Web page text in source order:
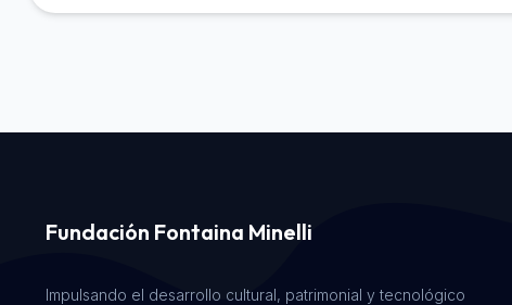
Fundación Fontaina Minelli
Impulsando el desarrollo cultural, patrimonial y tecnológico